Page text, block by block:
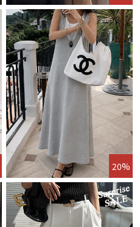
20%